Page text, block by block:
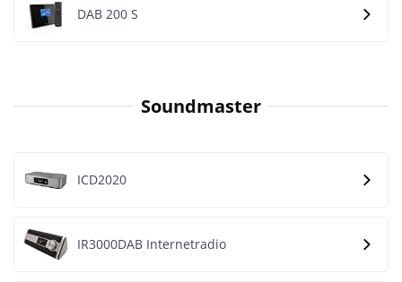
DAB 200 S
Soundmaster
ICD2020
IR3000DAB Internetradio